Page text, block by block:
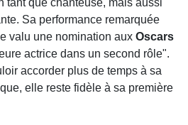
tant que chanteuse, mais aussi
Sa performance remarquée
valu une nomination aux Oscars
actrice dans un second rôle".
accorder plus de temps à sa
elle reste fidèle à sa première